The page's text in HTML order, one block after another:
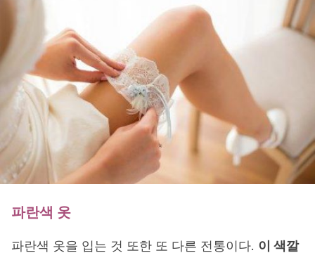
파란색 옷
파란색 옷을 입는 것 또한 또 다른 전통이다. 이 색깔